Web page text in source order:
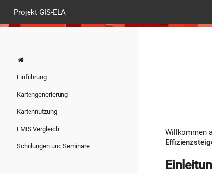
Projekt GIS-ELA
Einführung
Kartengenerierung
Kartennutzung
FMIS Vergleich
Schulungen und Seminare
Willkommen